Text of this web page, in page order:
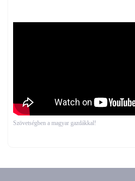
Szövetségben a magyar gazdákkal!